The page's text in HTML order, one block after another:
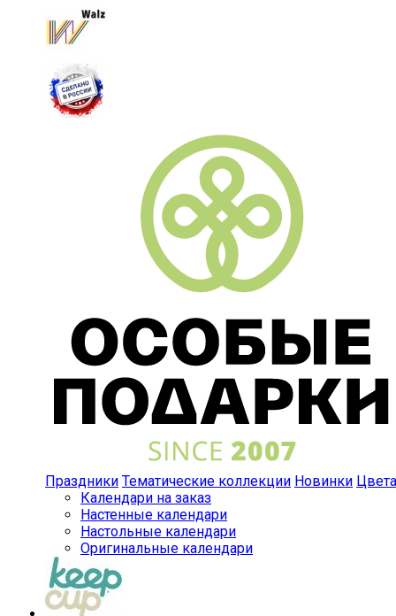
Праздники Тематические коллекции Новинки Цвета
Календари на заказ
Настенные календари
Настольные календари
Оригинальные календари